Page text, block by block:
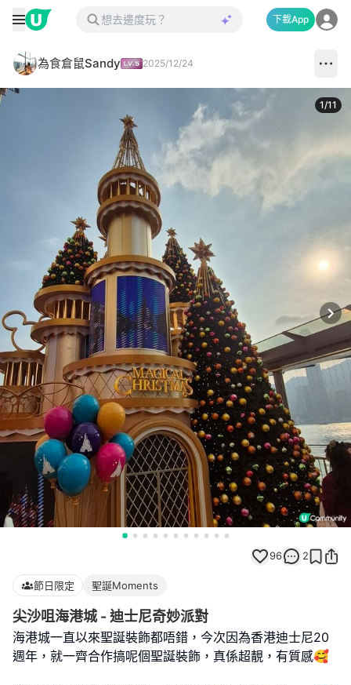
下載App
為食倉鼠Sandy 2025/12/24
1/11
96 2
節日限定 聖誕Moments
尖沙咀海港城 - 迪士尼奇妙派對
海港城一直以來聖誕裝飾都唔錯，今次因為香港迪士尼20
週年，就一齊合作搞呢個聖誕裝飾，真係超靚，有質感🥰